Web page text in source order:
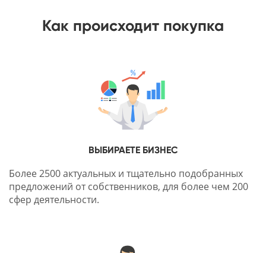
Как происходит покупка
ВЫБИРАЕТЕ БИЗНЕС
Более 2500 актуальных и тщательно подобранных
предложений от собственников, для более чем 200
сфер деятельности.